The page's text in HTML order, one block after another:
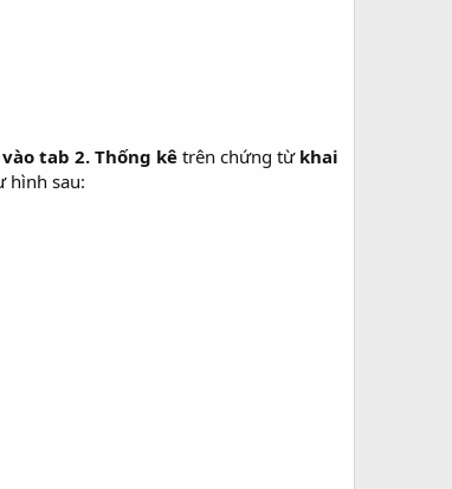
vào tab 2. Thống kê trên chứng từ khai
hình sau: